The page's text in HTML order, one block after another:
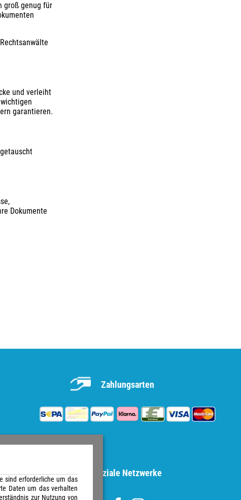
sind erforderliche um das
Daten um das verhalten
zur Nutzung von
groß genug für
und verleiht
garantieren.
Dokumente
Zahlungsarten
Soziale Netzwerke